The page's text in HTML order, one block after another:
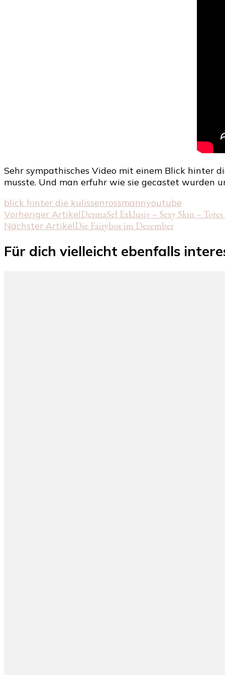
Sehr sympathisches Video mit einem Blick hinter
musste. Und man erfuhr wie sie gecastet wurden
blick hinter die kulissenrossmannyoutube
Beitragsnavigation
Vorheriger ArtikelDermaSel Exklusiv – Sexy Skin –
Nächster ArtikelDie Fairybox im Dezember
Für dich vielleicht ebenfalls